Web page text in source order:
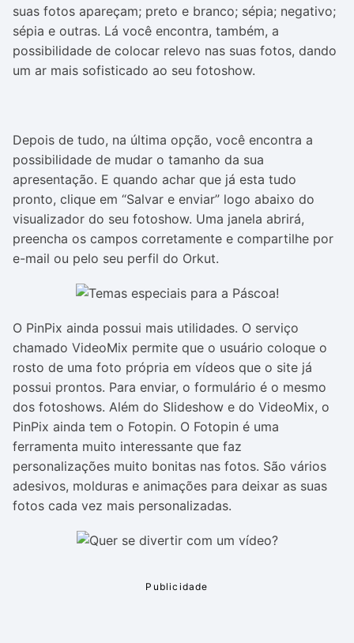
suas fotos apareçam; preto e branco; sépia; negativo;
sépia e outras. Lá você encontra, também, a
possibilidade de colocar relevo nas suas fotos, dando
um ar mais sofisticado ao seu fotoshow.
Depois de tudo, na última opção, você encontra a
possibilidade de mudar o tamanho da sua
apresentação. E quando achar que já esta tudo
pronto, clique em “Salvar e enviar” logo abaixo do
visualizador do seu fotoshow. Uma janela abrirá,
preencha os campos corretamente e compartilhe por
e-mail ou pelo seu perfil do Orkut.
O PinPix ainda possui mais utilidades. O serviço
chamado VideoMix permite que o usuário coloque o
rosto de uma foto própria em vídeos que o site já
possui prontos. Para enviar, o formulário é o mesmo
dos fotoshows. Além do Slideshow e do VideoMix, o
PinPix ainda tem o Fotopin. O Fotopin é uma
ferramenta muito interessante que faz
personalizações muito bonitas nas fotos. São vários
adesivos, molduras e animações para deixar as suas
fotos cada vez mais personalizadas.